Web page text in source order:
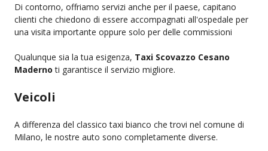
Di contorno, offriamo servizi anche per il paese, capitano
clienti che chiedono di essere accompagnati all'ospedale per
una visita importante oppure solo per delle commissioni
Qualunque sia la tua esigenza, Taxi Scovazzo Cesano
Maderno ti garantisce il servizio migliore.
Veicoli
A differenza del classico taxi bianco che trovi nel comune di
Milano, le nostre auto sono completamente diverse.